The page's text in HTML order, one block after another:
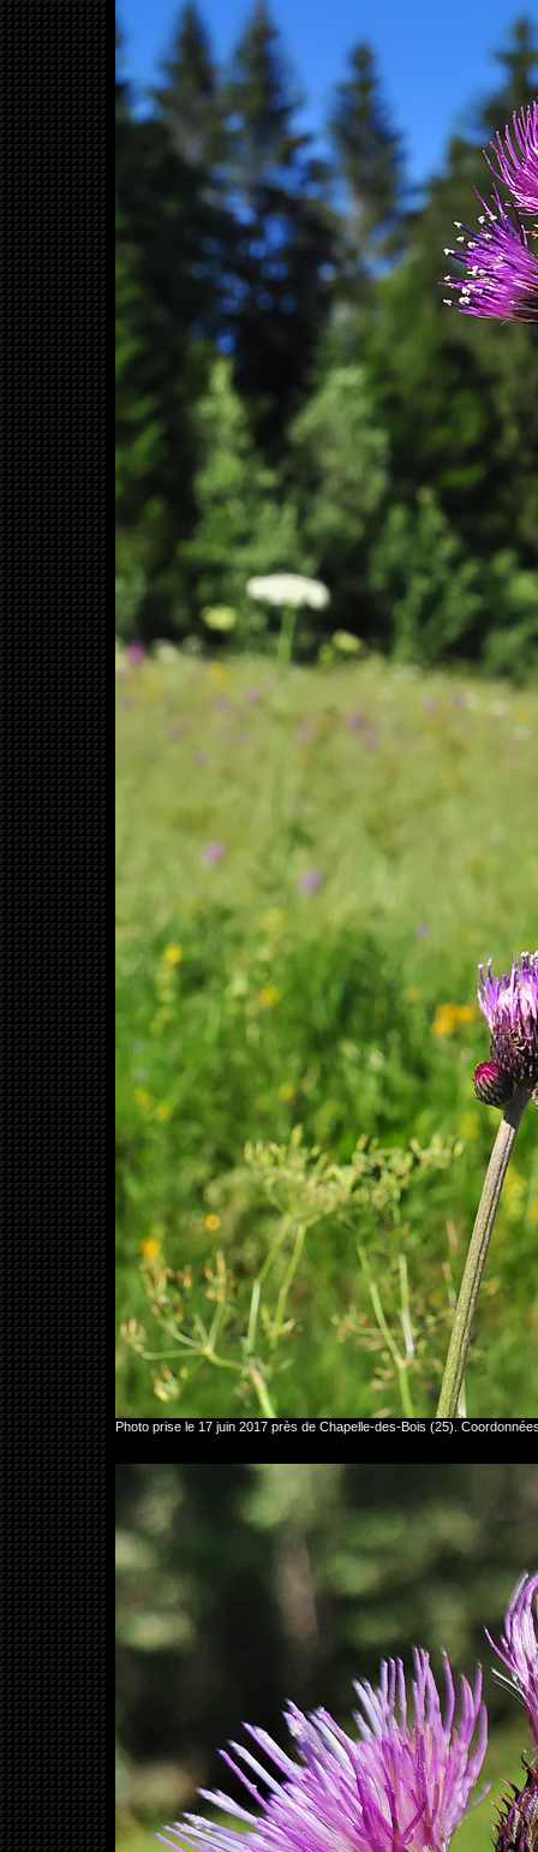
Photo prise le 17 juin 2017 près de Chapelle-des-Bois (25).